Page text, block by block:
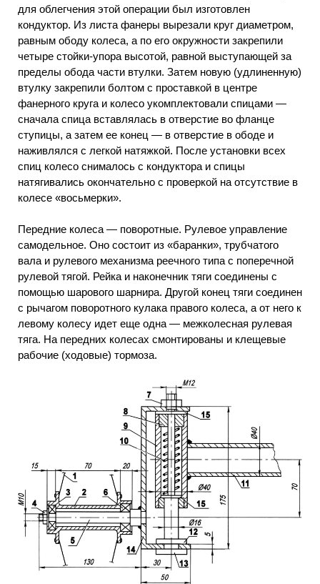
для облегчения этой операции был изготовлен
кондуктор. Из листа фанеры вырезали круг диаметром,
равным ободу колеса, а по его окружности закрепили
четыре стойки-упора высотой, равной выступающей за
пределы обода части втулки. Затем новую (удлиненную)
втулку закрепили болтом с проставкой в центре
фанерного круга и колесо укомплектовали спицами —
сначала спица вставлялась в отверстие во фланце
ступицы, а затем ее конец — в отверстие в ободе и
наживлялся с легкой натяжкой. После установки всех
спиц колесо снималось с кондуктора и спицы
натягивались окончательно с проверкой на отсутствие в
колесе «восьмерки».
Передние колеса — поворотные. Рулевое управление
самодельное. Оно состоит из «баранки», трубчатого
вала и рулевого механизма реечного типа с поперечной
рулевой тягой. Рейка и наконечник тяги соединены с
помощью шарового шарнира. Другой конец тяги соединен
с рычагом поворотного кулака правого колеса, а от него к
левому колесу идет еще одна — межколесная рулевая
тяга. На передних колесах смонтированы и клещевые
рабочие (ходовые) тормоза.